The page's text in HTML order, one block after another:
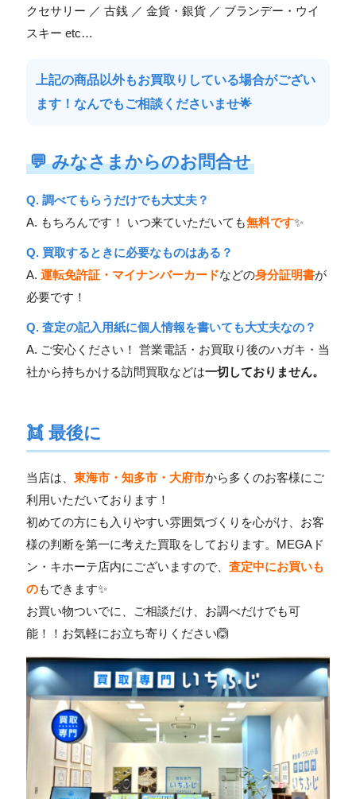
クセサリー ／ 古銭 ／ 金貨・銀貨 ／ ブランデー・ウイ
スキー etc…
上記の商品以外もお買取りしている場合がござい
ます！なんでもご相談くださいませ🌟
💬みなさまからのお問合せ
Q. 調べてもらうだけでも大丈夫？
A. もちろんです！ いつ来ていただいても無料です✨
Q. 買取するときに必要なものはある？
A. 運転免許証・マイナンバーカードなどの身分証明書が
必要です！
Q. 査定の記入用紙に個人情報を書いても大丈夫なの？
A. ご安心ください！ 営業電話・お買取り後のハガキ・当
社から持ちかける訪問買取などは一切しておりません。
👯 最後に
当店は、 東海市・知多市・大府市から多くのお客様にご
利用いただいております！
初めての方にも入りやすい雰囲気づくりを心がけ、お客
様の判断を第一に考えた買取をしております。MEGAド
ン・キホーテ店内にございますので、 査定中にお買いも
のもできます✨
お買い物ついでに、ご相談だけ、お調べだけでも可
能！！お気軽にお立ち寄りください🙆